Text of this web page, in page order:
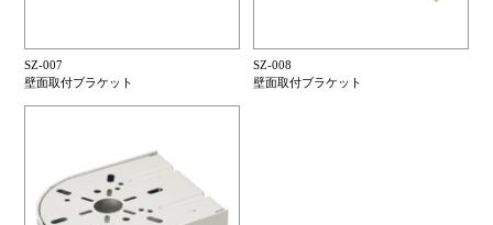
SZ-007
壁面取付ブラケット
SZ-008
壁面取付ブラケット